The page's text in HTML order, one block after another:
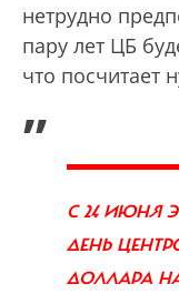
нетрудно
пару лет ЦБ
что посчитает
„
С 24 ИЮНЯ
ДЕНЬ
ДОЛЛАРА